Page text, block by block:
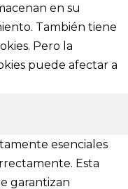
en su
También tiene
Pero la
puede afectar a
esenciales
Esta
garantizan